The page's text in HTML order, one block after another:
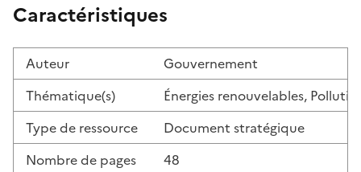
Caractéristiques
Auteur
Gouvernement
Thématique(s)
Énergies renouvelables,
Type de ressource
Document stratégique
Nombre de pages
48